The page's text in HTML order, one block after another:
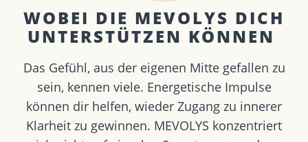
WOBEI DIE MEVOLYS DICH
UNTERSTÜTZEN KÖNNEN ​
Das Gefühl, aus der eigenen Mitte gefallen zu
sein, kennen viele. Energetische Impulse
können dir helfen, wieder Zugang zu innerer
Klarheit zu gewinnen. MEVOLYS konzentriert